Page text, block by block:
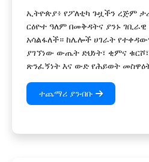
ኢትዮጵያ፥ የፖለቲካ ጉዟችን ረጅም
ርዕዮተ ዓለም በመቅዳትና ያንኑ
አሳልፋለች። ከሌሎች ሀገራት
ያገኘነው ውጤት ድህነት፣ ቂምና
ጽንፈኝነት እና ውድ የሕይወት
ተጨማሪ ያንብቡ